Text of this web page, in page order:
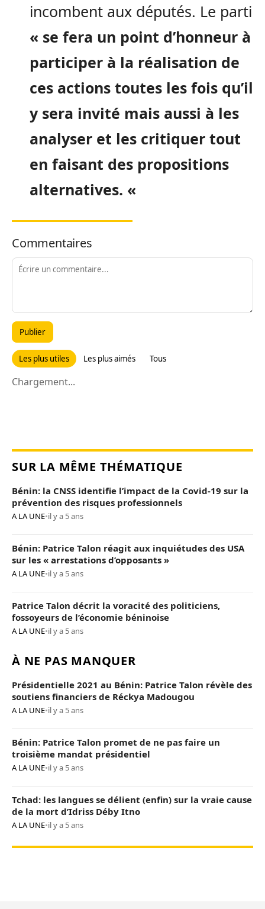
incombent aux députés. Le parti
« se fera un point d’honneur à
participer à la réalisation de
ces actions toutes les fois qu’il
y sera invité mais aussi à les
analyser et les critiquer tout
en faisant des propositions
alternatives. «
Commentaires
Publier
Les plus utiles Les plus aimés Tous
Chargement...
SUR LA MÊME THÉMATIQUE
Bénin: la CNSS identifie l’impact de la Covid-19 sur la
prévention des risques professionnels
A LA UNE•il y a 5 ans
Bénin: Patrice Talon réagit aux inquiétudes des USA
sur les « arrestations d’opposants »
A LA UNE•il y a 5 ans
Patrice Talon décrit la voracité des politiciens,
fossoyeurs de l’économie béninoise
A LA UNE•il y a 5 ans
À NE PAS MANQUER
Présidentielle 2021 au Bénin: Patrice Talon révèle des
soutiens financiers de Réckya Madougou
A LA UNE•il y a 5 ans
Bénin: Patrice Talon promet de ne pas faire un
troisième mandat présidentiel
A LA UNE•il y a 5 ans
Tchad: les langues se délient (enfin) sur la vraie cause
de la mort d’Idriss Déby Itno
A LA UNE•il y a 5 ans